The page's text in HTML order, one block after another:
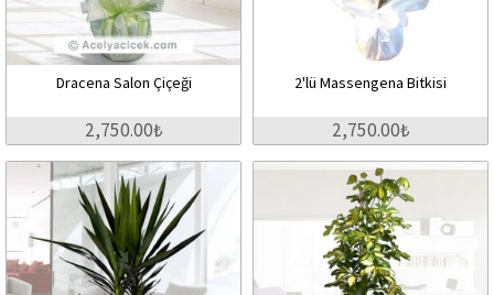
Dracena Salon Çiçeği
2,750.00₺
2'lü Massengena Bitkisi
2,750.00₺